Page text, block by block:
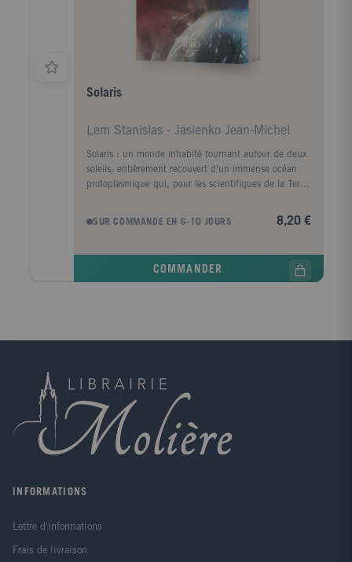
Solaris
Lem Stanislas - Jasienko Jean-Michel
Solaris : un monde inhabité tournant autour de deux
soleils, entièrement recouvert d'un immense océan
protoplasmique qui, pour les scientifiques de la Terre,
Solaris, le Dr Kelvin est intrigué par le comportement
du physicien Sartorius et du cybernéticien Snaut, qui
qui s'est suicidée plusieurs années auparavant.
Andreï Tarkovski et en 2002 par Steven Soderbergh.
SUR COMMANDE EN 6-10 JOURS 8,20 €
COMMANDER
INFORMATIONS
Lettre d'informations
Frais de livraison